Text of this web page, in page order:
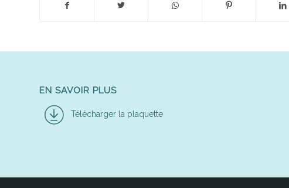
EN SAVOIR PLUS
Télécharger la plaquette